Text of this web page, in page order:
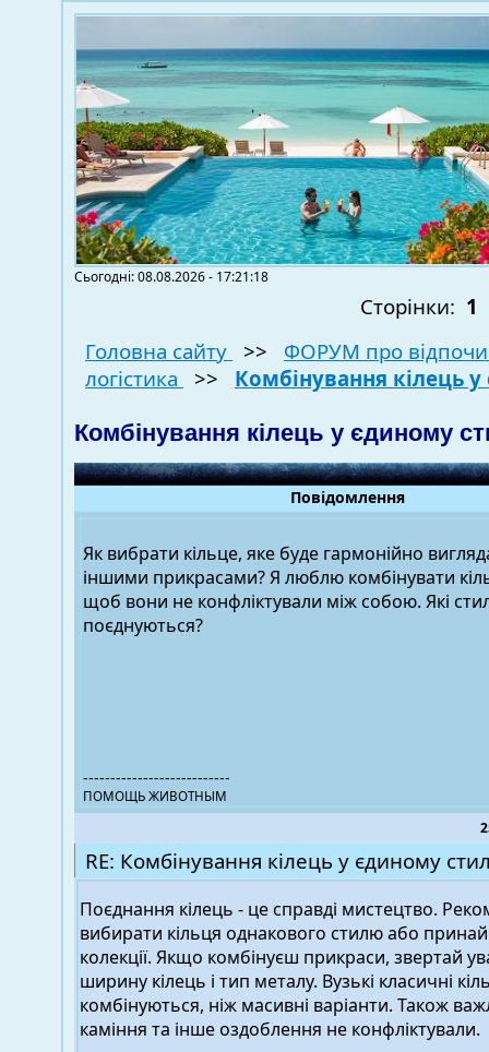
Сьогодні: 08.08.2026 - 17:21:18
Сторінки: 1
Головна сайту
>> ФОРУМ про
логістика
>> Комбінування кілець
Комбінування кілець у єдиному
Повідомлення
Як вибрати кільце, яке буде гармонійно
іншими прикрасами? Я люблю комбінувати
щоб вони не конфліктували між собою. Які
поєднуються?
---------------------------
ПОМОЩЬ ЖИВОТНЫМ
RE: Комбінування кілець у єдиному
Поєднання кілець - це справді мистецтво.
вибирати кільця однакового стилю або
колекції. Якщо комбінуєш прикраси, звертай
ширину кілець і тип металу. Вузькі класичні
комбінуються, ніж масивні варіанти. Також
каміння та інше оздоблення не конфліктували.